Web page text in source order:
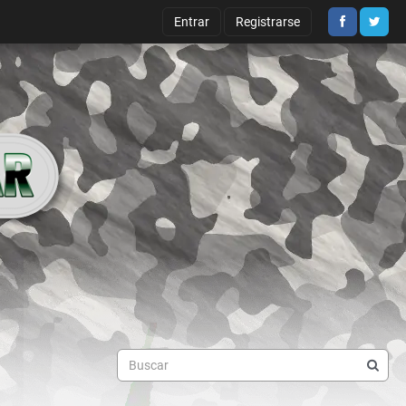
Entrar Registrarse